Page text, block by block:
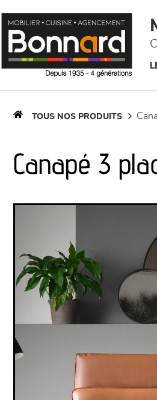
TOUS NOS PRODUITS
Canapé 3